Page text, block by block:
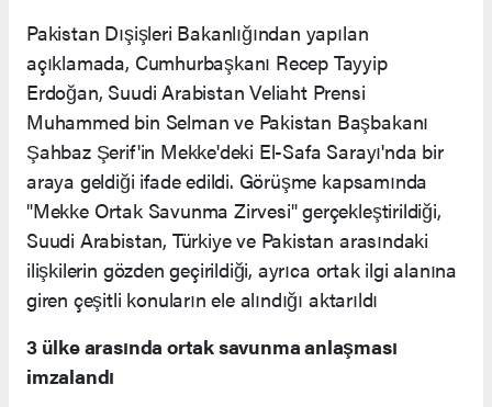
Pakistan Dışişleri Bakanlığından yapılan
açıklamada, Cumhurbaşkanı Recep Tayyip
Erdoğan, Suudi Arabistan Veliaht Prensi
Muhammed bin Selman ve Pakistan Başbakanı
Şahbaz Şerif'in Mekke'deki El-Safa Sarayı'nda bir
araya geldiği ifade edildi. Görüşme kapsamında
"Mekke Ortak Savunma Zirvesi" gerçekleştirildiği,
Suudi Arabistan, Türkiye ve Pakistan arasındaki
ilişkilerin gözden geçirildiği, ayrıca ortak ilgi alanına
giren çeşitli konuların ele alındığı aktarıldı
3 ülke arasında ortak savunma anlaşması
imzalandı